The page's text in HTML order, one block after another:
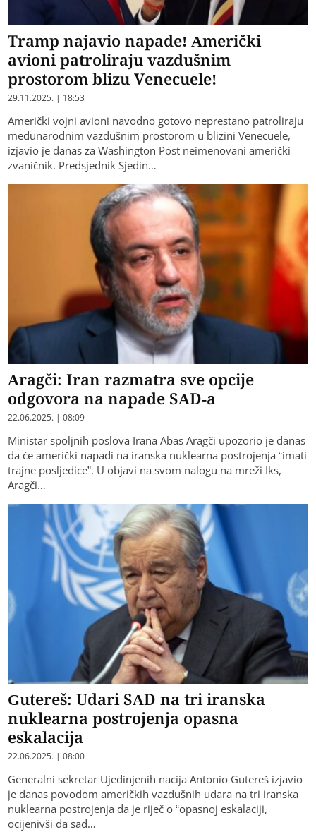
Tramp najavio napade! Američki
avioni patroliraju vazdušnim
prostorom blizu Venecuele!
29.11.2025. | 18:53
Američki vojni avioni navodno gotovo neprestano patroliraju
međunarodnim vazdušnim prostorom u blizini Venecuele,
izjavio je danas za Washington Post neimenovani američki
zvaničnik. Predsjednik Sjedin…
Aragči: Iran razmatra sve opcije
odgovora na napade SAD-a
22.06.2025. | 08:09
Ministar spoljnih poslova Irana Abas Aragči upozorio je danas
da će američki napadi na iranska nuklearna postrojenja “imati
trajne posljedice”. U objavi na svom nalogu na mreži Iks,
Aragči…
Gutereš: Udari SAD na tri iranska
nuklearna postrojenja opasna
eskalacija
22.06.2025. | 08:00
Generalni sekretar Ujedinjenih nacija Antonio Gutereš izjavio
je danas povodom američkih vazdušnih udara na tri iranska
nuklearna postrojenja da je riječ o “opasnoj eskalaciji,
ocijenivši da sad…